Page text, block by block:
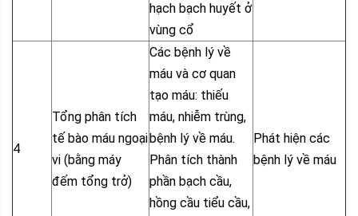
hạch bạch huyết ở
vùng cổ
4
Tổng phân tích
tế bào máu ngoại
vi (bằng máy
đếm tổng trở)
Các bệnh lý về
máu và cơ quan
tạo máu: thiếu
máu, nhiễm trùng,
bệnh lý về máu.
Phân tích thành
phần bạch cầu,
hồng cầu tiểu cầu,
Phát hiện các
bệnh lý về máu